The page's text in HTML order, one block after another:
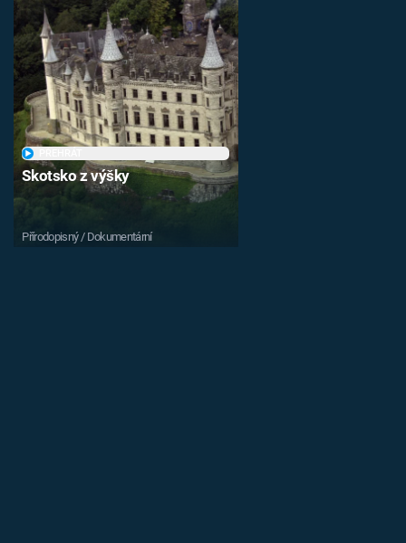
Skotsko z výšky
Přírodopisný / Dokumentární